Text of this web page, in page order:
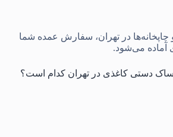
چاپخانه‌ها در تهران، سفارش عمده شما
آماده می‌شود.
دستی کاغذی در تهران کدام است؟